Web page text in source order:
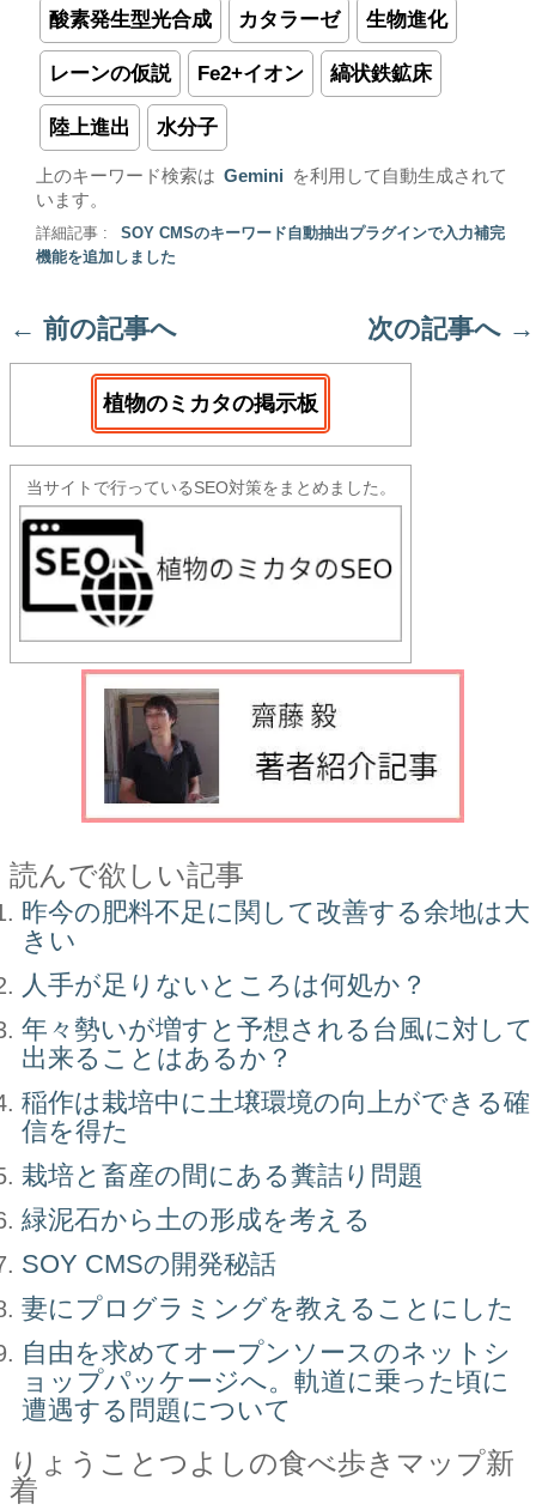
酸素発生型光合成 カタラーゼ 生物進化
レーンの仮説 Fe2+イオン 縞状鉄鉱床
陸上進出 水分子
上のキーワード検索は Gemini
を利用して自動生成されて
います。
詳細記事 :
SOY CMSのキーワード自動抽出プラグインで入力補完
機能を追加しました
← 前の記事へ 次の記事へ →
植物のミカタの掲示板
当サイトで行っているSEO対策をまとめました。
読んで欲しい記事
昨今の肥料不足に関して改善する余地は大
きい
人手が足りないところは何処か？
年々勢いが増すと予想される台風に対して
出来ることはあるか？
稲作は栽培中に土壌環境の向上ができる確
信を得た
栽培と畜産の間にある糞詰り問題
緑泥石から土の形成を考える
SOY CMSの開発秘話
妻にプログラミングを教えることにした
自由を求めてオープンソースのネットシ
ョップパッケージへ。軌道に乗った頃に
遭遇する問題について
りょうことつよしの食べ歩きマップ新
着